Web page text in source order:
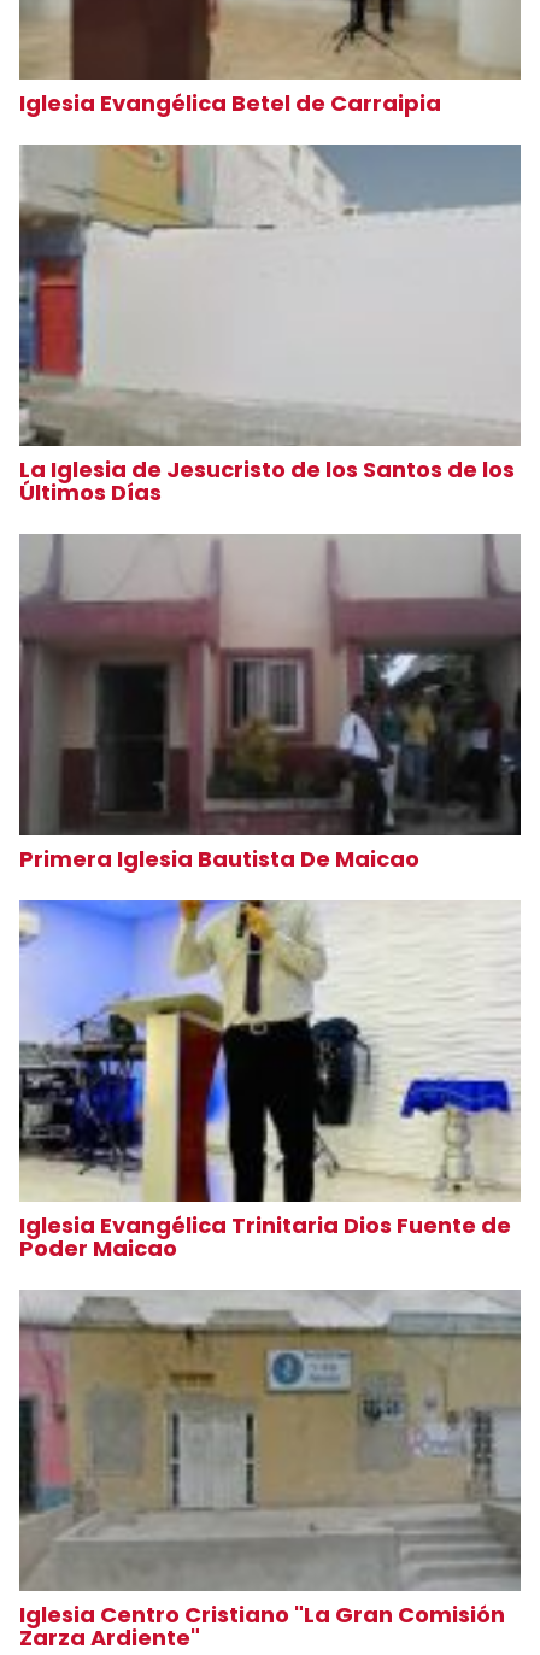
Iglesia Evangélica Betel de Carraipia
La Iglesia de Jesucristo de los Santos de los
Últimos Días
Primera Iglesia Bautista De Maicao
Iglesia Evangélica Trinitaria Dios Fuente de
Poder Maicao
Iglesia Centro Cristiano "La Gran Comisión
Zarza Ardiente"